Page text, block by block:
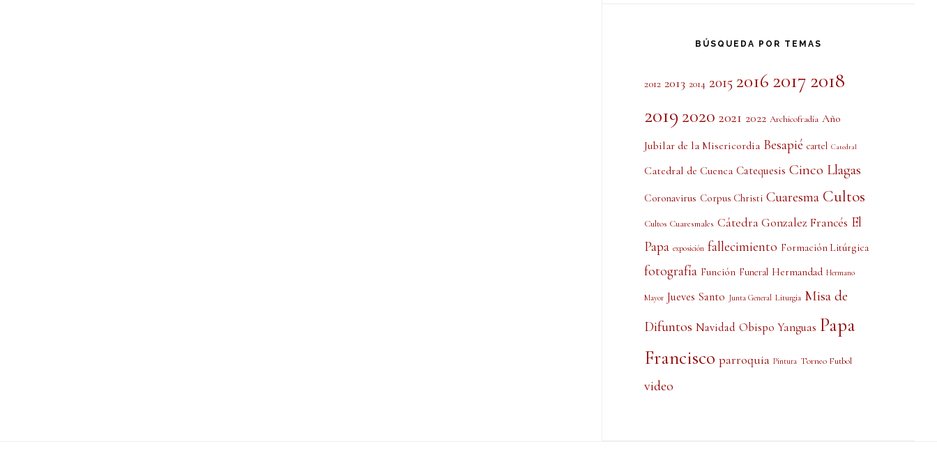
BÚSQUEDA POR TEMAS
2012 2013 2014 20152016 2017 2018
2019 2020 2021 2022 Archicofradía Año
Jubilar de la Misericordia Besapié cartel Catedral
Catedral de Cuenca Catequesis Cinco Llagas
Coronavirus Corpus Christi Cuaresma Cultos
Cultos Cuaresmales Cátedra Gonzalez Francés El
Papa exposición fallecimiento Formación Litúrgica
fotografía Función Funeral Hermandad Hermano
Mayor Jueves Santo Junta General Liturgia Misa de
Difuntos Navidad Obispo Yanguas Papa
Francisco parroquia Pintura Torneo Futbol
video